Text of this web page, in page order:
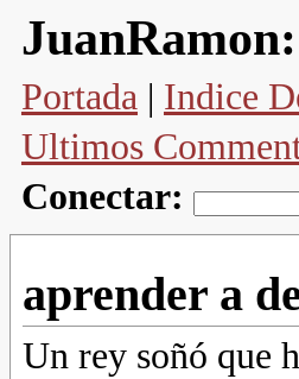
JuanRamon:
Portada | Indice
Ultimos
Conectar:
aprender a
Un rey soñó que